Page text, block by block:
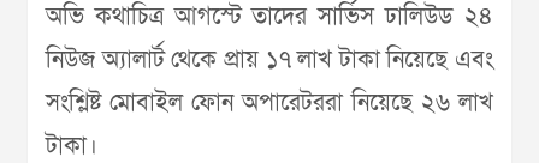
অভি কথাচিত্র আগস্টে তাদের সার্ভিস ঢালিউড ২৪
নিউজ অ্যালার্ট থেকে প্রায় ১৭ লাখ টাকা নিয়েছে এবং
সংশ্লিষ্ট মোবাইল ফোন অপারেটররা নিয়েছে ২৬ লাখ
টাকা।